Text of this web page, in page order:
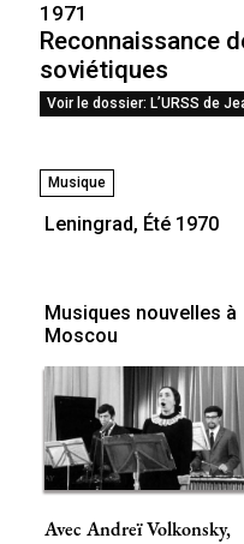
1971
Reconnaissance
soviétiques
Voir le dossier: L’URSS de
Musique
Leningrad, Été 1970
Musiques nouvelles à
Moscou
Avec Andreï Volkonsky,